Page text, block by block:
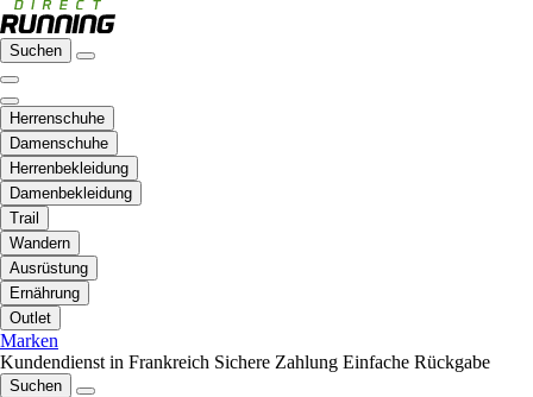
Suchen
Herrenschuhe
Damenschuhe
Herrenbekleidung
Damenbekleidung
Trail
Wandern
Ausrüstung
Ernährung
Outlet
Marken
Kundendienst in Frankreich Sichere Zahlung Einfache Rückgabe
Suchen